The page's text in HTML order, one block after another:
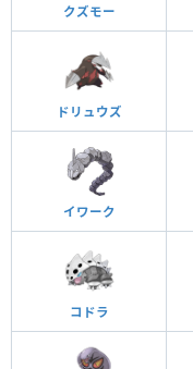
クズモー
ドリュウズ
イワーク
コドラ